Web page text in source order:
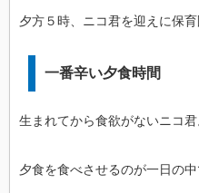
夕方５時、ニコ君を迎えに保育
一番辛い夕食時間
生まれてから食欲がないニコ君
夕食を食べさせるのが一日の中